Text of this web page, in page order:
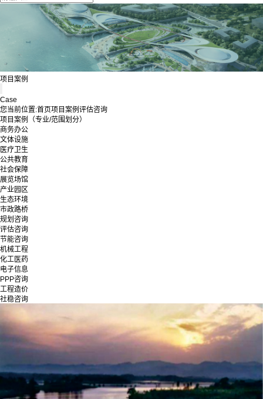
项目案例
Case
您当前位置:首页项目案例 评估咨询
项目案例（专业/范围划分）
商务办公
文体设施
医疗卫生
公共教育
社会保障
展览场馆
产业园区
生态环境
市政路桥
规划咨询
评估咨询
节能咨询
机械工程
化工医药
电子信息
PPP咨询
工程造价
社稳咨询